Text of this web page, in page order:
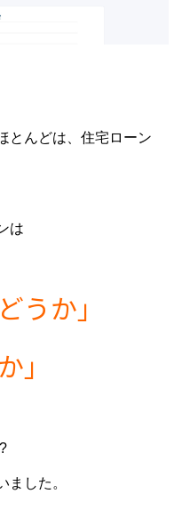
とんどは、住宅ローン
は
うか」
」
?
ました。